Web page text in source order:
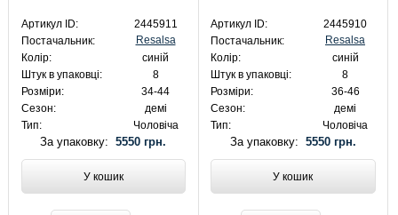
Артикул ID:
2445911
Постачальник:
Resalsa
Колір:
синій
Штук в упаковці:
8
Розміри:
34-44
Сезон:
демі
Тип:
Чоловіча
За упаковку:5550 грн.
У кошик
Артикул ID:
2445910
Постачальник:
Resalsa
Колір:
синій
Штук в упаковці:
8
Розміри:
36-46
Сезон:
демі
Тип:
Чоловіча
За упаковку: 5550 грн.
У кошик